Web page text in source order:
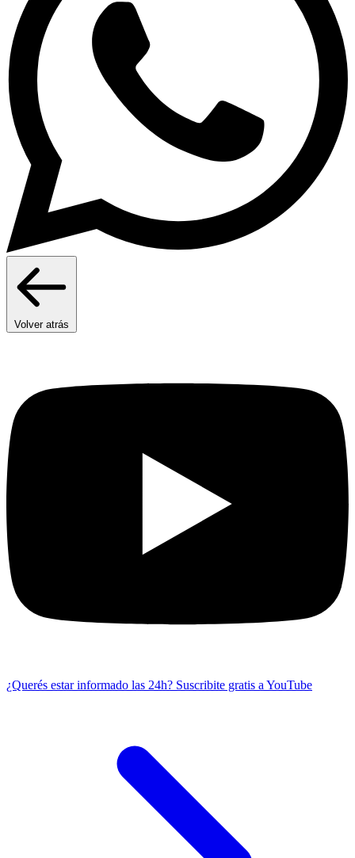
Volver atrás
¿Querés estar informado las 24h? Suscribite gratis a YouTube